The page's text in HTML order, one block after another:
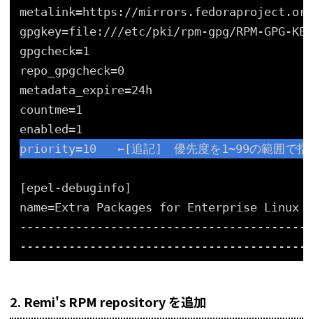
metalink=https://mirrors.fedoraproject.org/
gpgkey=file:///etc/pki/rpm-gpg/RPM-GPG-
gpgcheck=1
repo_gpgcheck=0
metadata_expire=24h
countme=1
enabled=1
priority=10   ←[追記]　優先度を1~99の範囲で指
[epel-debuginfo]
name=Extra Packages for Enterprise Linux
2. Remi's RPM repository を追加